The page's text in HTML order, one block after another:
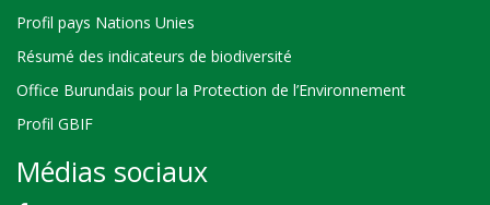
Profil pays Nations Unies
Résumé des indicateurs de biodiversité
Office Burundais pour la Protection de l’Environnement
Profil GBIF
Médias sociaux